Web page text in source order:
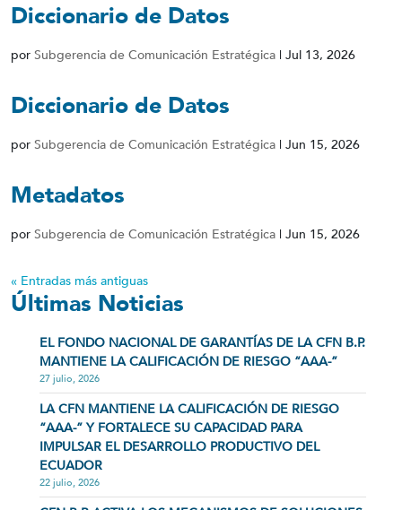
Diccionario de Datos
por Subgerencia de Comunicación Estratégica | Jul 13, 2026
Diccionario de Datos
por Subgerencia de Comunicación Estratégica | Jun 15, 2026
Metadatos
por Subgerencia de Comunicación Estratégica | Jun 15, 2026
« Entradas más antiguas
Últimas Noticias
EL FONDO NACIONAL DE GARANTÍAS DE LA CFN B.P.
MANTIENE LA CALIFICACIÓN DE RIESGO “AAA-”
27 julio, 2026
LA CFN MANTIENE LA CALIFICACIÓN DE RIESGO
“AAA-” Y FORTALECE SU CAPACIDAD PARA
IMPULSAR EL DESARROLLO PRODUCTIVO DEL
ECUADOR
22 julio, 2026